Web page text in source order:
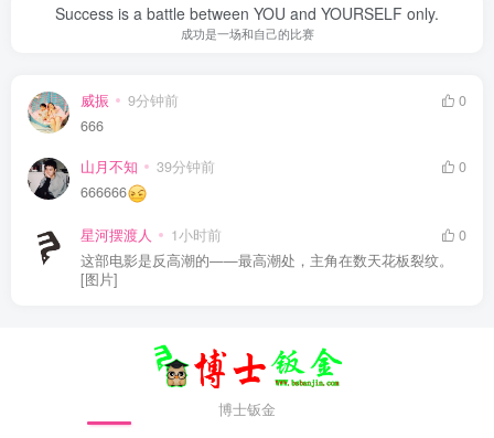
Success is a battle between YOU and YOURSELF only.
成功是一场和自己的比赛
威振 9分钟前
0
666
山月不知 39分钟前
0
666666
星河摆渡人 1小时前
0
这部电影是反高潮的——最高潮处，主角在数天花板裂纹。
[图片]
博士钣金